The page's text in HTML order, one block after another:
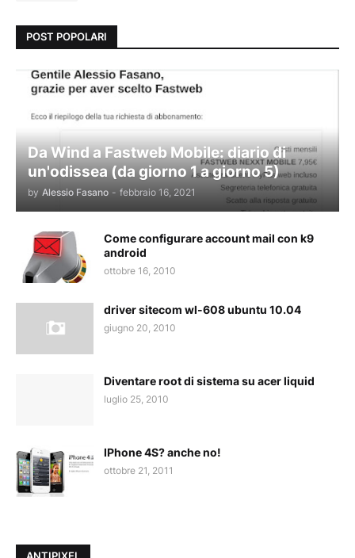
POST POPOLARI
Da Wind a Fastweb Mobile: diario di
un'odissea (da giorno 1 a giorno 5)
by Alessio Fasano - febbraio 16, 2021
Come configurare account mail con k9
android
ottobre 16, 2010
driver sitecom wl-608 ubuntu 10.04
giugno 20, 2010
Diventare root di sistema su acer liquid
luglio 25, 2010
IPhone 4S? anche no!
ottobre 21, 2011